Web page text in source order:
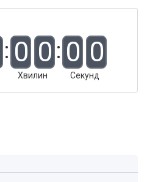
0 0
Хвилин
0 0
Секунд